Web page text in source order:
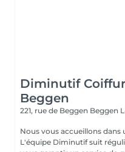
Diminutif
Beggen
221, rue de Beggen Beggen
Nous vous accueillons
L'équipe Diminutif suit